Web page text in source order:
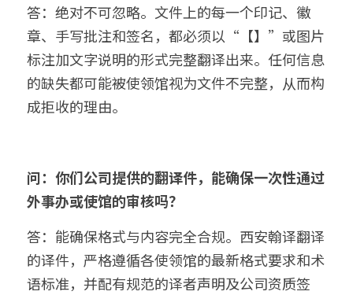
答：绝对不可忽略。文件上的每一个印记、徽
章、手写批注和签名，都必须以“【】”或图片
标注加文字说明的形式完整翻译出来。任何信息
的缺失都可能被使领馆视为文件不完整，从而构
成拒收的理由。
问：你们公司提供的翻译件，能确保一次性通过
外事办或使馆的审核吗？
答：能确保格式与内容完全合规。西安翰译翻译
的译件，严格遵循各使领馆的最新格式要求和术
语标准，并配有规范的译者声明及公司资质签